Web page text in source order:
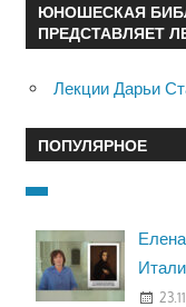
ЮНОШЕСКАЯ
ПРЕДСТАВЛЯЕТ
Лекции Дарьи
ПОПУЛЯРНОЕ